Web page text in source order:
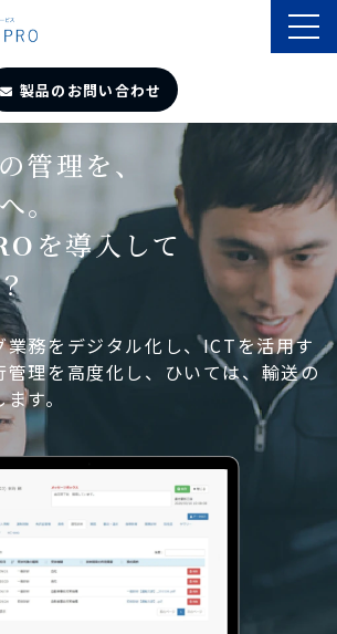
製品のお問い合わせ
管理を、
。
を導入して
業務をデジタル化し、ICTを活用す
管理を高度化し、ひいては、輸送の
す。